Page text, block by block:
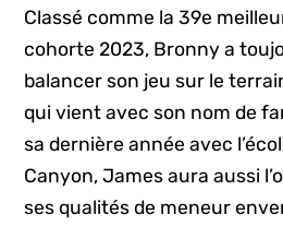
Classé comme la 39e
cohorte 2023, Bronny a
balancer son jeu sur le
qui vient avec son nom de
sa dernière année avec
Canyon, James aura aussi
ses qualités de meneur